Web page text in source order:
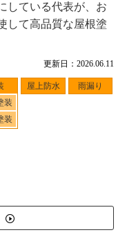
更新日：2026.06.11
装
装
屋上防水 雨漏り
している代表が、お
して高品質な屋根塗